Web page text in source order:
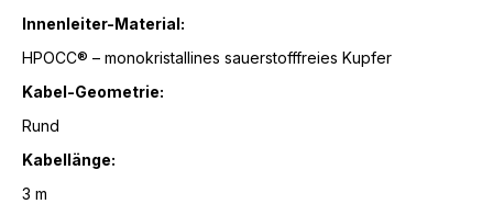
Innenleiter-Material:
HPOCC® – monokristallines sauerstofffreies Kupfer
Kabel-Geometrie:
Rund
Kabellänge:
3 m